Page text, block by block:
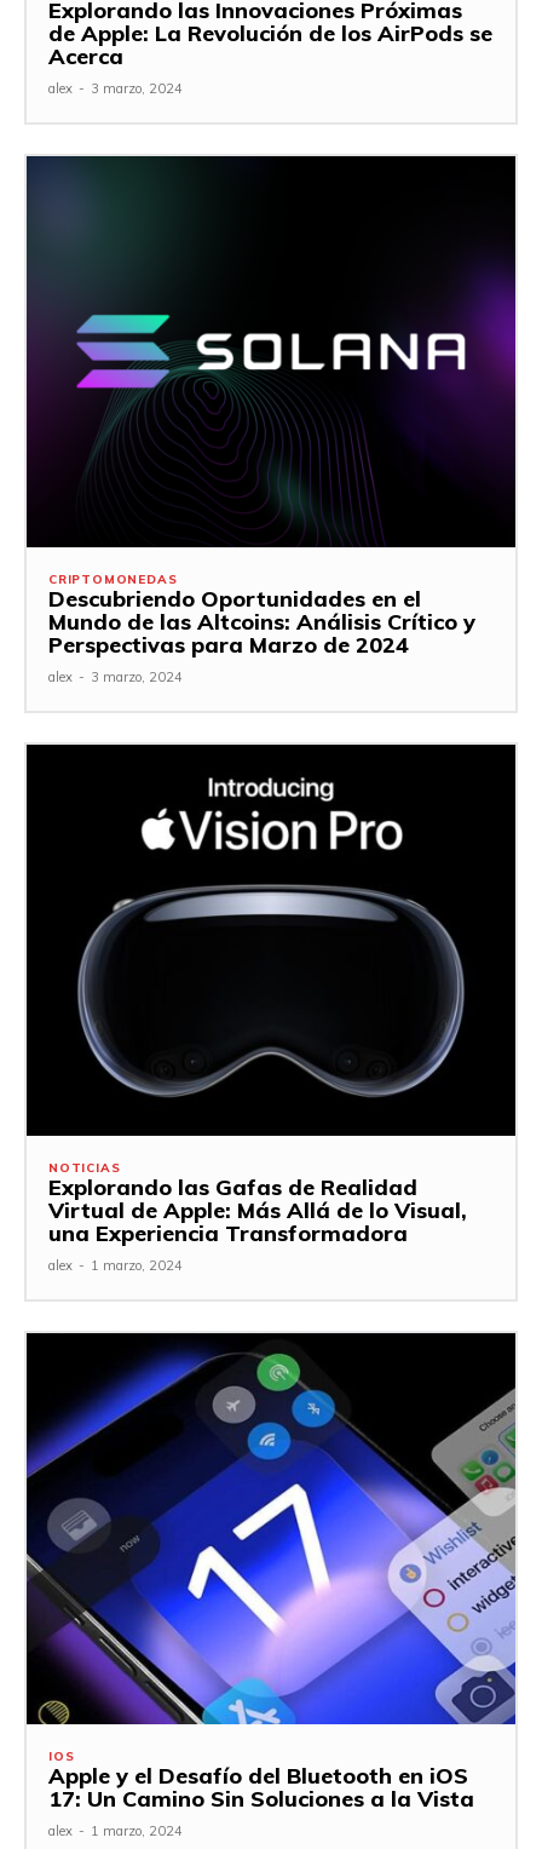
Explorando las Innovaciones Próximas
de Apple: La Revolución de los AirPods se
Acerca
alex - 3 marzo, 2024
CRIPTOMONEDAS
Descubriendo Oportunidades en el
Mundo de las Altcoins: Análisis Crítico y
Perspectivas para Marzo de 2024
alex - 3 marzo, 2024
NOTICIAS
Explorando las Gafas de Realidad
Virtual de Apple: Más Allá de lo Visual,
una Experiencia Transformadora
alex - 1 marzo, 2024
IOS
Apple y el Desafío del Bluetooth en iOS
17: Un Camino Sin Soluciones a la Vista
alex - 1 marzo, 2024